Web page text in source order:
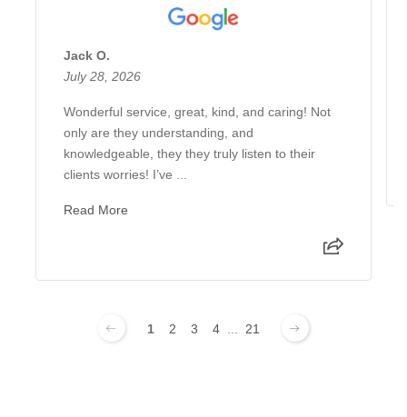
Jack O.
July 28, 2026
Wonderful service, great, kind, and caring! Not
only are they understanding, and
knowledgeable, they they truly listen to their
clients worries! I’ve ...
Read More
1 2 3 4 ... 21